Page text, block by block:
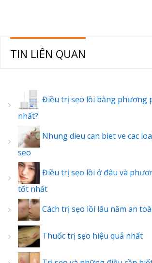
TIN LIÊN QUAN
Điều trị sẹo lồi bằng phương
nhất?
Nhung dieu can biet ve cac
seo
Điều trị sẹo lồi ở đâu và
tốt nhất
Cách trị sẹo lồi lâu năm an
Thuốc trị sẹo hiệu quả nhất